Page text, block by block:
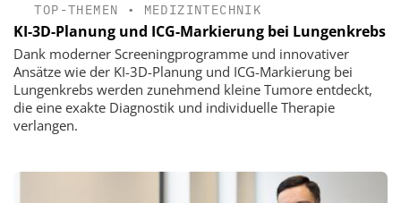
TOP-THEMEN • MEDIZINTECHNIK
KI-3D-Planung und ICG-Markierung bei Lungenkrebs
Dank moderner Screeningprogramme und innovativer
Ansätze wie der KI-3D-Planung und ICG-Markierung bei
Lungenkrebs werden zunehmend kleine Tumore entdeckt,
die eine exakte Diagnostik und individuelle Therapie
verlangen.